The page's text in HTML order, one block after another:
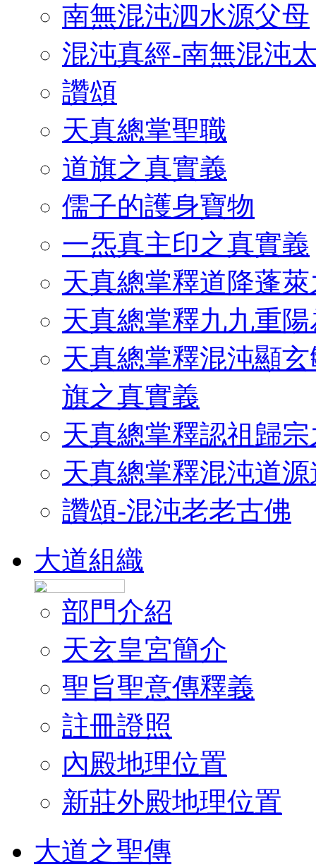
南無混沌泗水源父母
混沌真經-南無混沌
讚頌
天真總掌聖職
道旗之真實義
儒子的護身寶物
一炁真主印之真實義
天真總掌釋道降蓬
天真總掌釋九九重
天真總掌釋混沌顯
旗之真實義
天真總掌釋認祖歸
天真總掌釋混沌道
讚頌-混沌老老古佛
大道組織
部門介紹
天玄皇宮簡介
聖旨聖意傳釋義
註冊證照
內殿地理位置
新莊外殿地理位置
大道之聖傳